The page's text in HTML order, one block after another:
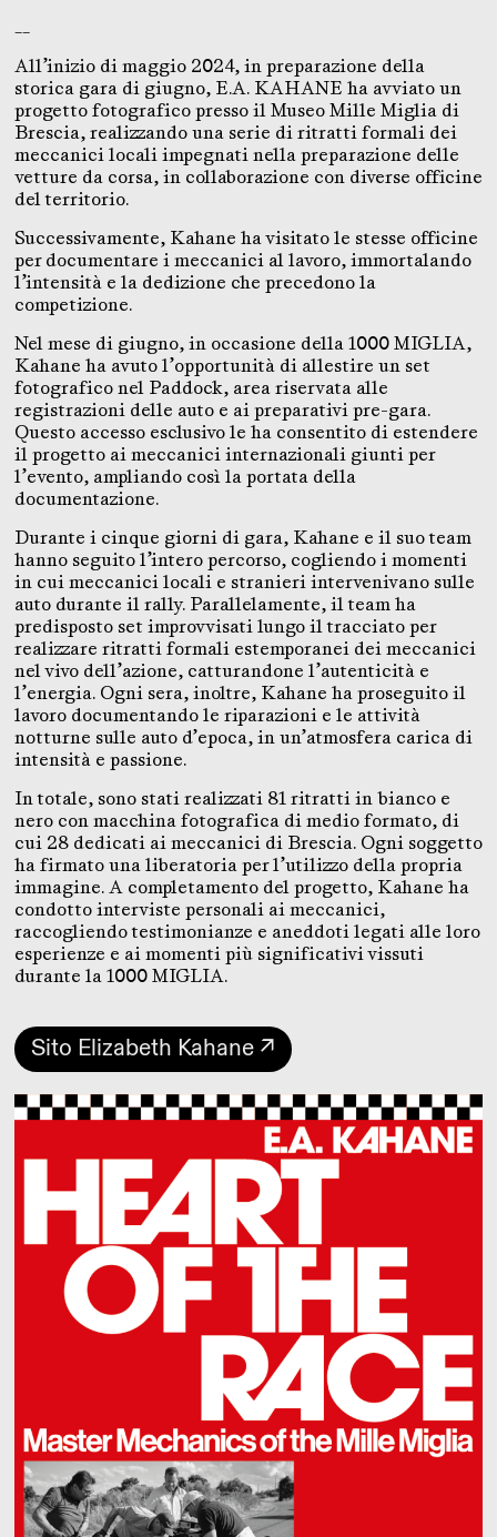
__
All’inizio di maggio 2024, in preparazione della
storica gara di giugno, E.A. KAHANE ha avviato un
progetto fotografico presso il Museo Mille Miglia di
Brescia, realizzando una serie di ritratti formali dei
meccanici locali impegnati nella preparazione delle
vetture da corsa, in collaborazione con diverse officine
del territorio.
Successivamente, Kahane ha visitato le stesse officine
per documentare i meccanici al lavoro, immortalando
l’intensità e la dedizione che precedono la
competizione.
Nel mese di giugno, in occasione della 1000 MIGLIA,
Kahane ha avuto l’opportunità di allestire un set
fotografico nel Paddock, area riservata alle
registrazioni delle auto e ai preparativi pre-gara.
Questo accesso esclusivo le ha consentito di estendere
il progetto ai meccanici internazionali giunti per
l’evento, ampliando così la portata della
documentazione.
Durante i cinque giorni di gara, Kahane e il suo team
hanno seguito l’intero percorso, cogliendo i momenti
in cui meccanici locali e stranieri intervenivano sulle
auto durante il rally. Parallelamente, il team ha
predisposto set improvvisati lungo il tracciato per
realizzare ritratti formali estemporanei dei meccanici
nel vivo dell’azione, catturandone l’autenticità e
l’energia. Ogni sera, inoltre, Kahane ha proseguito il
lavoro documentando le riparazioni e le attività
notturne sulle auto d’epoca, in un’atmosfera carica di
intensità e passione.
In totale, sono stati realizzati 81 ritratti in bianco e
nero con macchina fotografica di medio formato, di
cui 28 dedicati ai meccanici di Brescia. Ogni soggetto
ha firmato una liberatoria per l’utilizzo della propria
immagine. A completamento del progetto, Kahane ha
condotto interviste personali ai meccanici,
raccogliendo testimonianze e aneddoti legati alle loro
esperienze e ai momenti più significativi vissuti
durante la 1000 MIGLIA.
Sito Elizabeth Kahane ↗